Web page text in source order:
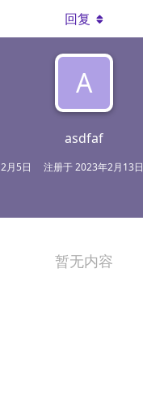
A
asdfaf
月5日 注册于2023年2月13日
回复
暂无内容